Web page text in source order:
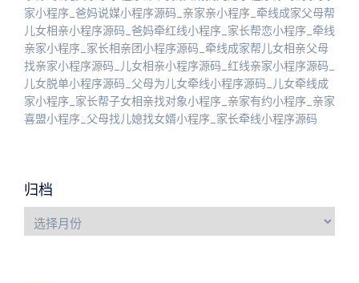
家小程序_爸妈说媒小程序源码_亲家亲小程序_牵线成家父母帮
儿女相亲小程序源码_爸妈牵红线小程序_家长帮恋小程序_牵线
亲家小程序_家长相亲团小程序源码_牵线成家帮儿女相亲父母
找亲家小程序源码_儿女相亲小程序源码_红线亲家小程序源码_
儿女脱单小程序源码_父母为儿女牵线小程序源码_儿女牵线成
家小程序_家长帮子女相亲找对象小程序_亲家有约小程序_亲家
喜盟小程序_父母找儿媳找女婿小程序_家长牵线小程序源码
归档